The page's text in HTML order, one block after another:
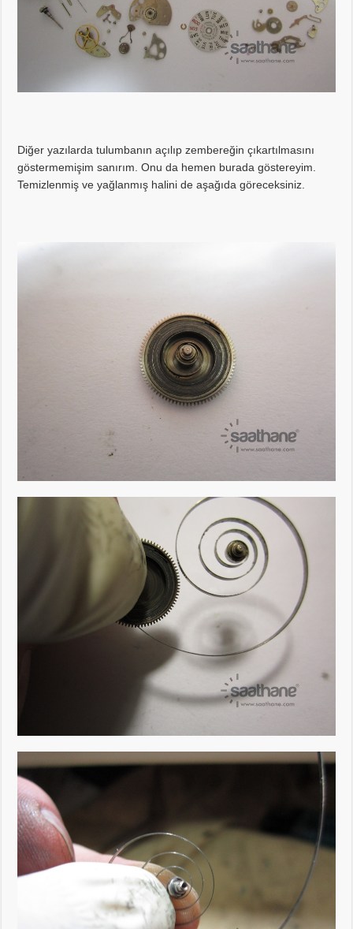
Diğer yazılarda tulumbanın açılıp zembereğin çıkartılmasını
göstermemişim sanırım. Onu da hemen burada göstereyim.
Temizlenmiş ve yağlanmış halini de aşağıda göreceksiniz.